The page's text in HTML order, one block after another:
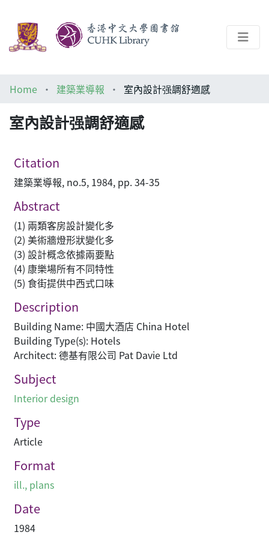
Architecture Library
Home 建築業導報 室內設計强調舒適感
室內設計强調舒適感
Citation
建築業導報, no.5, 1984, pp. 34-35
Abstract
(1) 兩類客房設計變化多
(2) 美術牆燈形狀變化多
(3) 設計概念依據兩要點
(4) 康樂場所有不同特性
(5) 食街提供中西式口味
Description
Building Name: 中國大酒店 China Hotel
Building Type(s): Hotels
Architect: 德基有限公司 Pat Davie Ltd
Subject
Interior design
Type
Article
Format
ill., plans
Date
1984